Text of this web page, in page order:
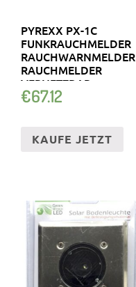
PYREXX PX-1C
FUNKRAUCHMELDER
RAUCHWARNMELDER
RAUCHMELDER
VERNETZBAR
€67.12
KAUFE JETZT